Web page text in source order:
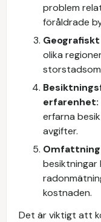
problem
föråldrade
Geografiskt
olika
erfarenhet:
erfarna
avgifter.
besiktningar
kostnaden.
Det är viktigt att